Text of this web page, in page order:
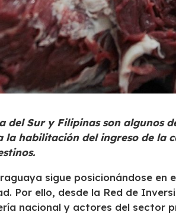
del Sur y Filipinas son algunos
habilitación del ingreso de la
sigue posicionándose en
Por ello, desde la Red de
nacional y actores del sector